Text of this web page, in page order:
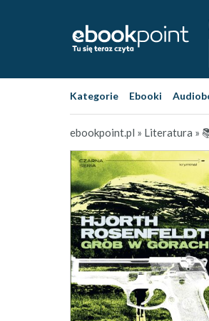
Kategorie Ebooki
ebookpoint.pl » Literatura »